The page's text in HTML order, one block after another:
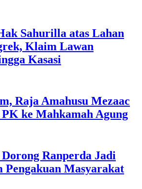
Sahurilla atas Lahan
Klaim Lawan
Kasasi
Raja Amahusu Mezaac
ke Mahkamah Agung
Ranperda Jadi
Pengakuan Masyarakat